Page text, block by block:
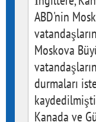
ABD'nin
Moskova
durmaları
Kanada ve